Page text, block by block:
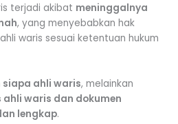
terjadi akibat meninggalnya
, yang menyebabkan hak
waris sesuai ketentuan hukum
ahli waris, melainkan
waris dan dokumen
lengkap.